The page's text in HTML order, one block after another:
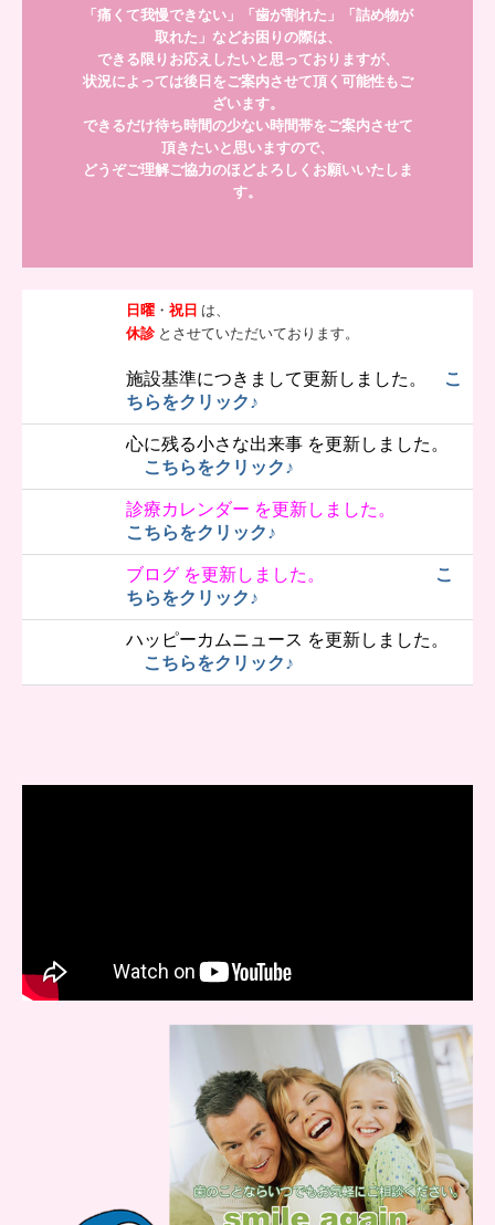
「痛くて我慢できない」「歯が割れた」「詰め物が
取れた」などお困りの際は、
できる限りお応えしたいと思っておりますが、
状況によっては後日をご案内させて頂く可能性もご
ざいます。
できるだけ待ち時間の少ない時間帯をご案内させて
頂きたいと思いますので、
どうぞご理解ご協力のほどよろしくお願いいたしま
す。
日曜 ・ 祝日 は、
休診 とさせていただいております。
施設基準につきまして更新しました。
こ
ちらをクリック♪
心に残る小さな出来事 を更新しました。
こちらをクリック♪
診療カレンダー を更新しました。
こちらをクリック♪
ブログ を更新しました。
こ
ちらをクリック♪
ハッピーカムニュース を更新しました。
こちらをクリック♪